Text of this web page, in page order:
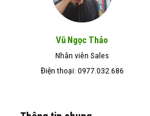
Vũ Ngọc Thảo
Nhân viên Sales
Điện thoại: 0977.032.686